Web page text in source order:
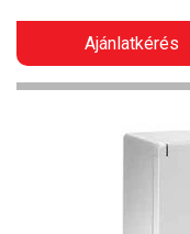
Ajánlatkérés